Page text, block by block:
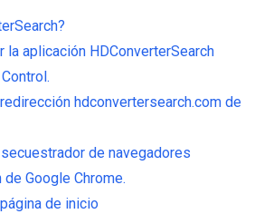
la aplicación HDConverterSearch
hdconvertersearch.com de
secuestrador de navegadores
de Google Chrome.
de inicio